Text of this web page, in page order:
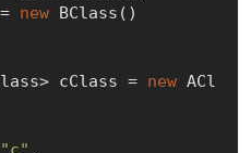
=
new BClass()
cClass =
new ACl